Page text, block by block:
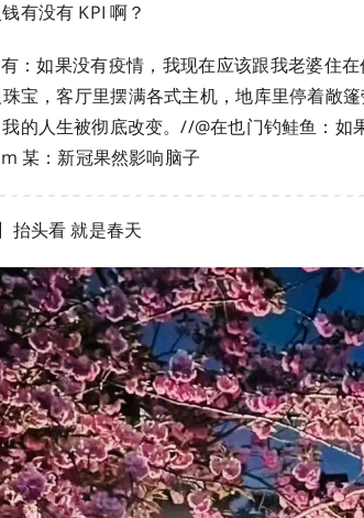
有没有 KPI 啊？
：如果没有疫情，我现在应该跟我老婆住
宝，客厅里摆满各式主机，地库里停着敞
的人生被彻底改变。//@在也门钓鲑鱼：如
某：新冠果然影响脑子
抬头看 就是春天